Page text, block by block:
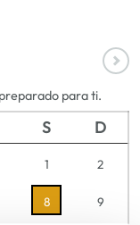
para ti.
S D
1 2
8 9